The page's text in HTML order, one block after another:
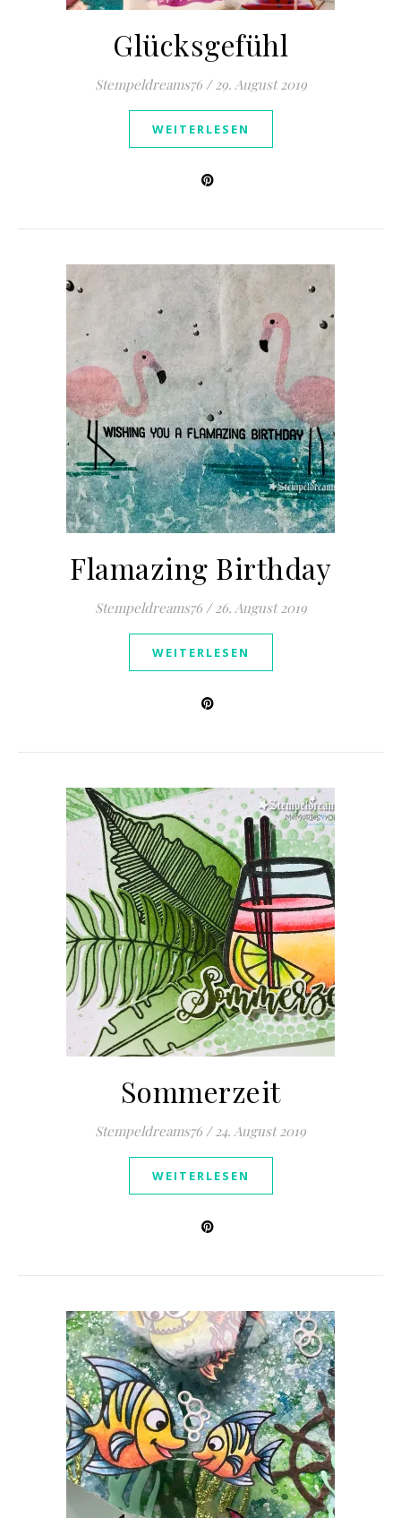
Glücksgefühl
Stempeldreams76 / 29. August 2019
WEITERLESEN
Flamazing Birthday
Stempeldreams76 / 26. August 2019
WEITERLESEN
Sommerzeit
Stempeldreams76 / 24. August 2019
WEITERLESEN